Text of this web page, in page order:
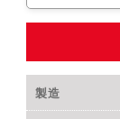
製造